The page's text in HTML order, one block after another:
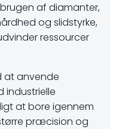
af diamanter,
og slidstyrke,
ressourcer
at anvende
industrielle
at bore igennem
præcision og